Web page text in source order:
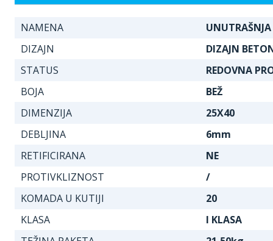
NAMENA
UNUTRAŠNJA
DIZAJN
DIZAJN
STATUS
REDOVNA
BOJA
BEŽ
DIMENZIJA
25X40
DEBLJINA
6mm
RETIFICIRANA
NE
PROTIVKLIZNOST
/
KOMADA U KUTIJI
20
KLASA
I KLASA